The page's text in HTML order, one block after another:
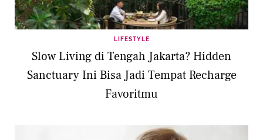
LIFESTYLE
Slow Living di Tengah Jakarta? Hidden
Sanctuary Ini Bisa Jadi Tempat Recharge
Favoritmu